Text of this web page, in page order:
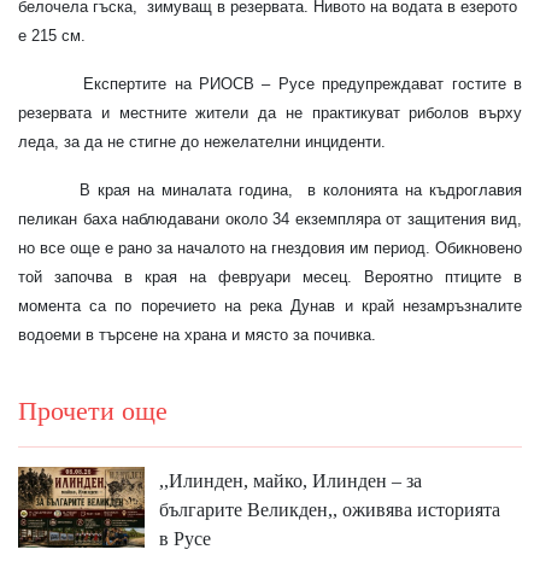
белочела гъска,
зимуващ в резервата. Нивото на водата в езерото
е 215 см.
Експертите на РИОСВ – Русе предупреждават гостите в
резервата и местните жители да не практикуват риболов върху
леда, за да не стигне до нежелателни инциденти.
В края на миналата година,
в колонията на къдроглавия
пеликан баха наблюдавани около 34 екземпляра от защитения вид,
но все още е рано за началото на гнездовия им период. Обикновено
той започва в края на февруари месец. Вероятно птиците в
момента са по поречието на река Дунав и край незамръзналите
водоеми в търсене на храна и място за почивка.
Прочети още
,,Илинден, майко, Илинден – за
българите Великден,, оживява историята
в Русе